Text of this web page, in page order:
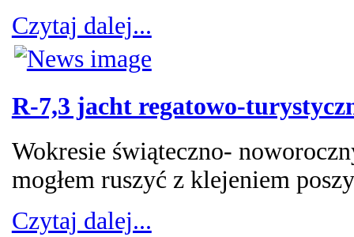
Czytaj dalej...
R-7,3 jacht regatowo-
Wokresie świąteczno-
mogłem ruszyć z klejeniem
Czytaj dalej...